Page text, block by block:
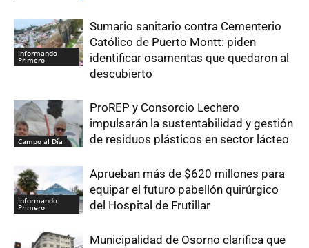
Informando
Primero
Sumario sanitario contra Cementerio
Católico de Puerto Montt: piden
identificar osamentas que quedaron al
descubierto
Campo al Día
ProREP y Consorcio Lechero
impulsarán la sustentabilidad y gestión
de residuos plásticos en sector lácteo
Informando
Primero
Aprueban más de $620 millones para
equipar el futuro pabellón quirúrgico
del Hospital de Frutillar
Municipalidad de Osorno clarifica que